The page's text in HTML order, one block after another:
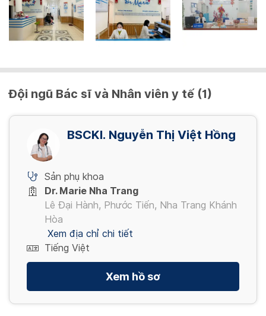
Đội ngũ Bác sĩ và Nhân viên y tế (1)
BSCKI. Nguyễn Thị Việt Hồng
Sản phụ khoa
Dr. Marie Nha Trang
Lê Đại Hành, Phước Tiến, Nha Trang Khánh
Hòa
Xem địa chỉ chi tiết
Tiếng Việt
Xem hồ sơ